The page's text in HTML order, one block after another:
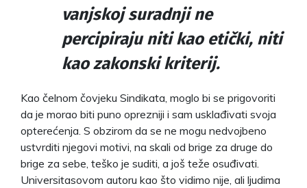
vanjskoj suradnji ne
percipiraju niti kao etički, niti
kao zakonski kriterij.
Kao čelnom čovjeku Sindikata, moglo bi se prigovoriti
da je morao biti puno oprezniji i sam usklađivati svoja
opterećenja. S obzirom da se ne mogu nedvojbeno
ustvrditi njegovi motivi, na skali od brige za druge do
brige za sebe, teško je suditi, a još teže osuđivati.
Universitasovom autoru kao što vidimo nije, ali ljudima